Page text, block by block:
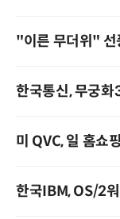
"이른 무더위" 선
한국통신, 무궁화
미 QVC, 일 홈쇼
한국IBM, OS/2